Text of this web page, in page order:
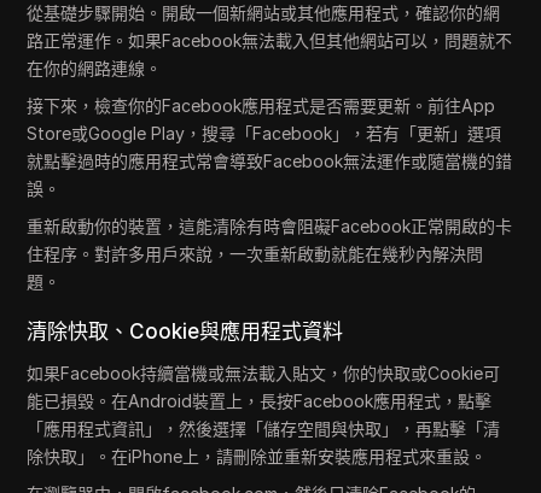
從基礎步驟開始。開啟一個新網站或其他應用程式，確認你的網
路正常運作。如果Facebook無法載入但其他網站可以，問題就不
在你的網路連線。
接下來，檢查你的Facebook應用程式是否需要更新。前往App
Store或Google Play，搜尋「Facebook」，若有「更新」選項
就點擊過時的應用程式常會導致Facebook無法運作或隨當機的錯
誤。
重新啟動你的裝置，這能清除有時會阻礙Facebook正常開啟的卡
住程序。對許多用戶來說，一次重新啟動就能在幾秒內解決問
題。
清除快取、Cookie與應用程式資料
如果Facebook持續當機或無法載入貼文，你的快取或Cookie可
能已損毀。在Android裝置上，長按Facebook應用程式，點擊
「應用程式資訊」，然後選擇「儲存空間與快取」，再點擊「清
除快取」。在iPhone上，請刪除並重新安裝應用程式來重設。